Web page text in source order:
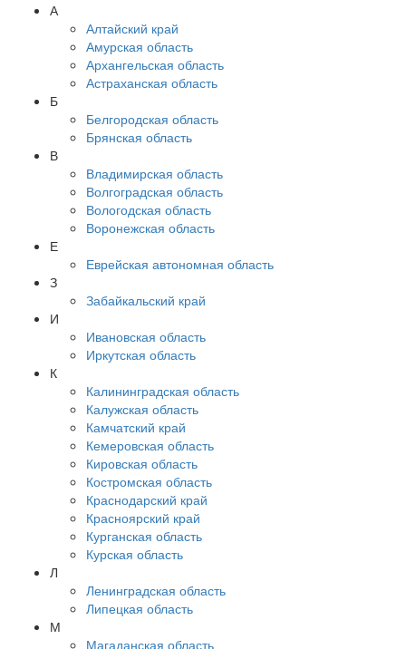
А
Алтайский край
Амурская область
Архангельская область
Астраханская область
Б
Белгородская область
Брянская область
В
Владимирская область
Волгоградская область
Вологодская область
Воронежская область
Е
Еврейская автономная область
З
Забайкальский край
И
Ивановская область
Иркутская область
К
Калининградская область
Калужская область
Камчатский край
Кемеровская область
Кировская область
Костромская область
Краснодарский край
Красноярский край
Курганская область
Курская область
Л
Ленинградская область
Липецкая область
М
Магаданская область